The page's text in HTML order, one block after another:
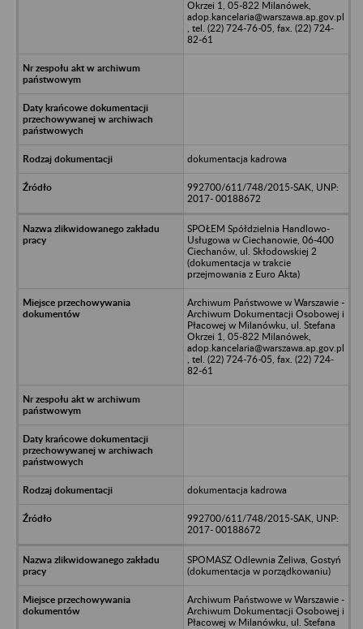
Okrzei 1, 05-822 Milanówek,
adop.kancelaria@warszawa.ap.gov.pl
, tel. (22) 724-76-05, fax. (22) 724-
82-61
dokumentacja kadrowa
992700/611/748/2015-SAK, UNP:
2017- 00188672
SPOŁEM Spółdzielnia Handlowo-
Usługowa w Ciechanowie, 06-400
Ciechanów, ul. Skłodowskiej 2
(dokumentacja w trakcie
przejmowania z Euro Akta)
Archiwum Państwowe w Warszawie -
Archiwum Dokumentacji Osobowej i
Płacowej w Milanówku, ul. Stefana
Okrzei 1, 05-822 Milanówek,
adop.kancelaria@warszawa.ap.gov.pl
, tel. (22) 724-76-05, fax. (22) 724-
82-61
dokumentacja kadrowa
992700/611/748/2015-SAK, UNP:
2017- 00188672
SPOMASZ Odlewnia Żeliwa, Gostyń
(dokumentacja w porządkowaniu)
Archiwum Państwowe w Warszawie -
Archiwum Dokumentacji Osobowej i
Płacowej w Milanówku, ul. Stefana